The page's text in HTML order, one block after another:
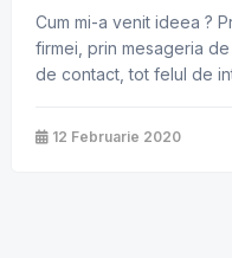
Cum mi-a venit ideea ?
firmei, prin mesageria
de contact, tot felul de
repeta, pe internet nu
pratice din domeniul
12 Februarie 2020